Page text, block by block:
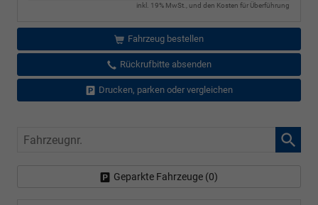
inkl. 19% MwSt., und den Kosten für Überführung
Fahrzeug bestellen
Rückrufbitte absenden
Drucken, parken oder vergleichen
Fahrzeugnr.
Geparkte Fahrzeuge (0)